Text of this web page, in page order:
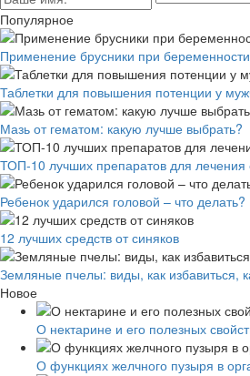
Популярное
Применение брусники при беременности
Таблетки для повышения потенции у
Мазь от гематом: какую лучше выбрать?
ТОП-10 лучших препаратов для лечения
Ребенок ударился головой – что делать?
12 лучших средств от синяков
Земляные пчелы: виды, как избавиться,
Новое
О нектарине и его полезных
О функциях желчного пузыря в